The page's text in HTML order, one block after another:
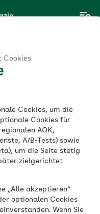
Cookies
Cookies, um die
Cookies für
AOK,
A/B-Tests) sowie
um die Seite stetig
zielgerichtet
„Alle akzeptieren“
optionalen Cookies
Wenn Sie
für